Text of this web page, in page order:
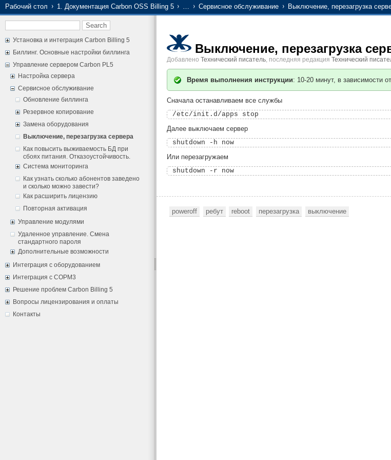
Рабочий стол 1. Документация Carbon OSS Billing 5 … Сервисное обслуживание Выключение, перезагрузка
Установка и интеграция Carbon Billing 5
Биллинг. Основные настройки биллинга
Управление сервером Carbon PL5
Настройка сервера
Сервисное обслуживание
Обновление биллинга
Резервное копирование
Замена оборудования
Выключение, перезагрузка сервера
Как повысить выживаемость БД при
сбоях питания. Отказоустойчивость.
Система мониторинга
Как узнать сколько абонентов заведено
и сколько можно завести?
Как расширить лицензию
Повторная активация
Управление модулями
Удаленное управление. Смена
стандартного пароля
Дополнительные возможности
Интеграция с оборудованием
Интеграция с СОРМ3
Решение проблем Carbon Billing 5
Вопросы лицензирования и оплаты
Контакты
Выключение, перезагрузка
Добавлено Технический писатель, последняя редакция Технический
Время выполнения инструкции: 10-20 минут, в зависимости
Сначала останавливаем все службы
Далее выключаем сервер
Или перезагружаем
poweroff ребут reboot перезагрузка выключение